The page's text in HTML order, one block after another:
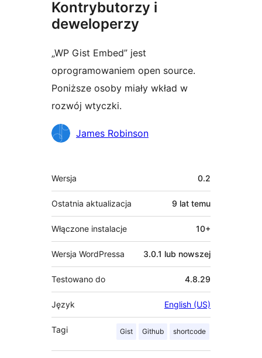
Kontrybutorzy i
deweloperzy
„WP Gist Embed” jest
oprogramowaniem open source.
Poniższe osoby miały wkład w
rozwój wtyczki.
Zaangażowani
James Robinson
Meta
Wersja 0.2
Ostatnia aktualizacja 9 lat temu
Włączone instalacje 10+
Wersja WordPressa 3.0.1 lub nowszej
Testowano do 4.8.29
Język English (US)
Tagi Gist Github shortcode